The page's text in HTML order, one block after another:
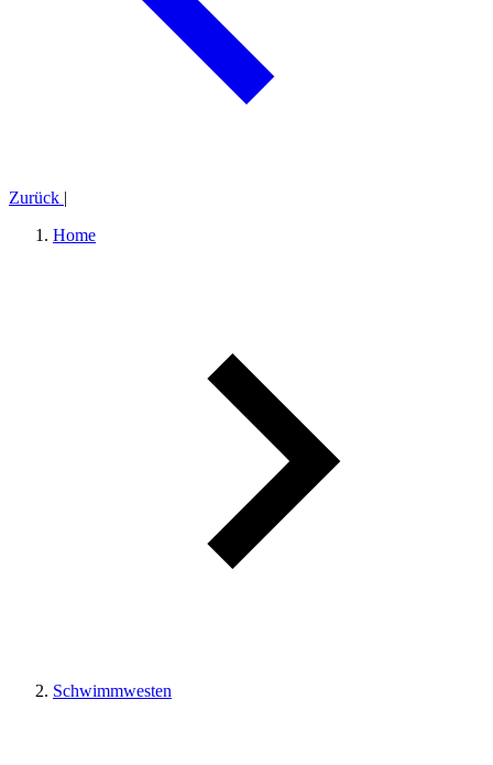
Zurück |
Home
Schwimmwesten